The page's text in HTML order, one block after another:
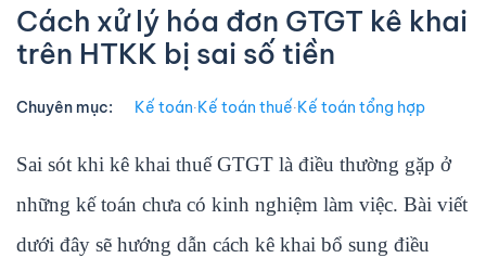
Cách xử lý hóa đơn GTGT kê khai
trên HTKK bị sai số tiền
Chuyên mục: Kế toán∙Kế toán thuế∙Kế toán tổng hợp
Sai sót khi kê khai thuế GTGT là điều thường gặp ở
những kế toán chưa có kinh nghiệm làm việc. Bài viết
dưới đây sẽ hướng dẫn cách kê khai bổ sung điều